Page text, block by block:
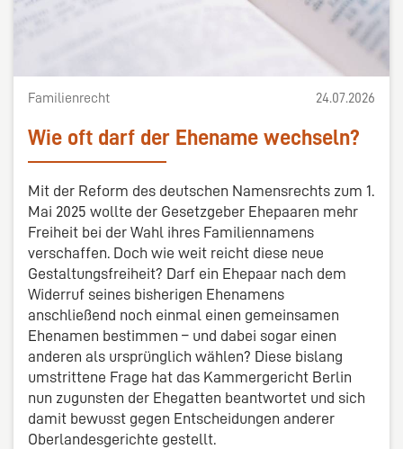
Familienrecht 24.07.2026
Wie oft darf der Ehename wechseln?
Mit der Reform des deutschen Namensrechts zum 1.
Mai 2025 wollte der Gesetzgeber Ehepaaren mehr
Freiheit bei der Wahl ihres Familiennamens
verschaffen. Doch wie weit reicht diese neue
Gestaltungsfreiheit? Darf ein Ehepaar nach dem
Widerruf seines bisherigen Ehenamens
anschließend noch einmal einen gemeinsamen
Ehenamen bestimmen – und dabei sogar einen
anderen als ursprünglich wählen? Diese bislang
umstrittene Frage hat das Kammergericht Berlin
nun zugunsten der Ehegatten beantwortet und sich
damit bewusst gegen Entscheidungen anderer
Oberlandesgerichte gestellt.